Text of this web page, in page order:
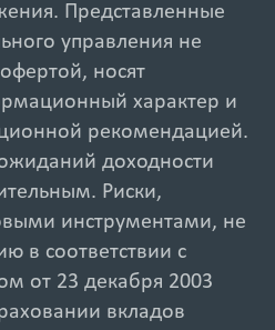
Представленные
управления не
носят
характер и
рекомендацией.
доходности
Риски,
инструментами, не
в соответствии с
от 23 декабря 2003
вкладов